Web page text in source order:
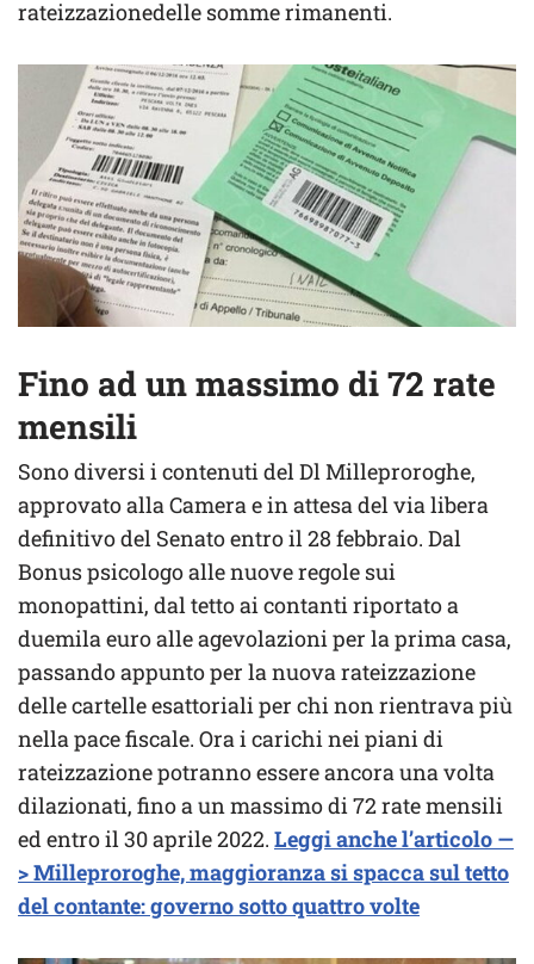
rateizzazionedelle somme rimanenti.
Fino ad un massimo di 72 rate
mensili
Sono diversi i contenuti del Dl Milleproroghe,
approvato alla Camera e in attesa del via libera
definitivo del Senato entro il 28 febbraio. Dal
Bonus psicologo alle nuove regole sui
monopattini, dal tetto ai contanti riportato a
duemila euro alle agevolazioni per la prima casa,
passando appunto per la nuova rateizzazione
delle cartelle esattoriali per chi non rientrava più
nella pace fiscale. Ora i carichi nei piani di
rateizzazione potranno essere ancora una volta
dilazionati, fino a un massimo di 72 rate mensili
ed entro il 30 aprile 2022. Leggi anche l’articolo —
> Milleproroghe, maggioranza si spacca sul tetto
del contante: governo sotto quattro volte